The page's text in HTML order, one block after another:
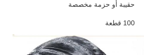
حقيبة أو حزمة مخصصة
100 قطعة